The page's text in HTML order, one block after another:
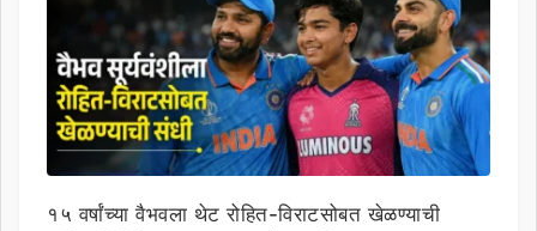
१५ वर्षांच्या वैभवला थेट रोहित-विराटसोबत खेळण्याची